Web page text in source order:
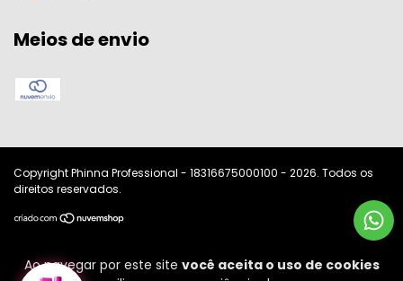
Ao navegar por este site você aceita o uso de cookies
Meios de envio
Copyright Phinna Professional - 18316675000100 - 2026. Todos os
direitos reservados.